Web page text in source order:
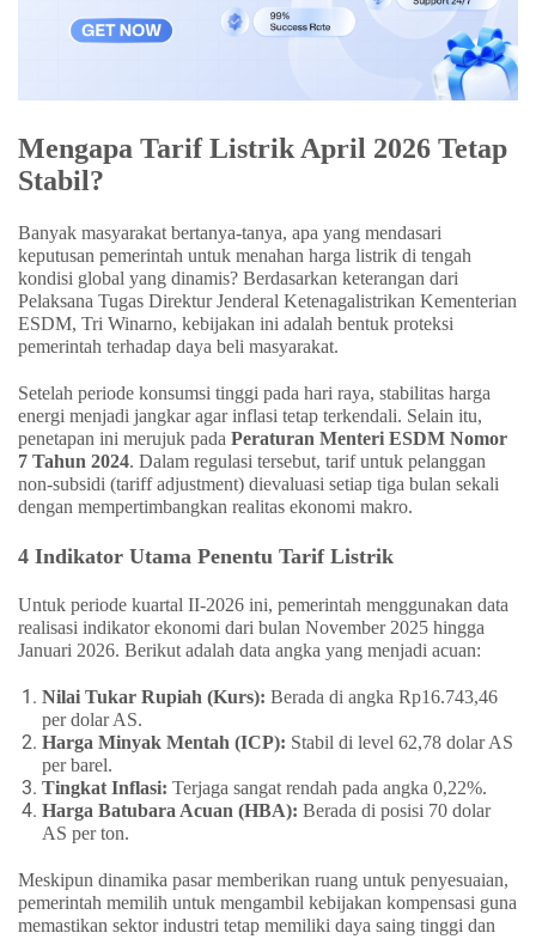
Mengapa Tarif Listrik April 2026 Tetap
Stabil?
Banyak masyarakat bertanya-tanya, apa yang mendasari
keputusan pemerintah untuk menahan harga listrik di tengah
kondisi global yang dinamis? Berdasarkan keterangan dari
Pelaksana Tugas Direktur Jenderal Ketenagalistrikan Kementerian
ESDM, Tri Winarno, kebijakan ini adalah bentuk proteksi
pemerintah terhadap daya beli masyarakat.
Setelah periode konsumsi tinggi pada hari raya, stabilitas harga
energi menjadi jangkar agar inflasi tetap terkendali. Selain itu,
penetapan ini merujuk pada Peraturan Menteri ESDM Nomor
7 Tahun 2024. Dalam regulasi tersebut, tarif untuk pelanggan
non-subsidi (tariff adjustment) dievaluasi setiap tiga bulan sekali
dengan mempertimbangkan realitas ekonomi makro.
4 Indikator Utama Penentu Tarif Listrik
Untuk periode kuartal II-2026 ini, pemerintah menggunakan data
realisasi indikator ekonomi dari bulan November 2025 hingga
Januari 2026. Berikut adalah data angka yang menjadi acuan:
Nilai Tukar Rupiah (Kurs): Berada di angka Rp16.743,46
per dolar AS.
Harga Minyak Mentah (ICP): Stabil di level 62,78 dolar AS
per barel.
Tingkat Inflasi: Terjaga sangat rendah pada angka 0,22%.
Harga Batubara Acuan (HBA): Berada di posisi 70 dolar
AS per ton.
Meskipun dinamika pasar memberikan ruang untuk penyesuaian,
pemerintah memilih untuk mengambil kebijakan kompensasi guna
memastikan sektor industri tetap memiliki daya saing tinggi dan